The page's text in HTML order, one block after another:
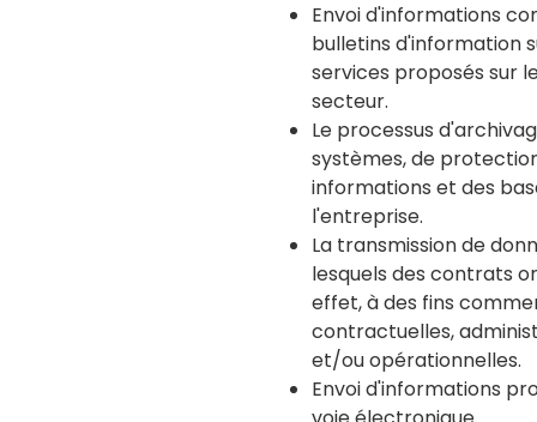
Envoi d'informations
bulletins d'information
services proposés sur
secteur.
Le processus
systèmes, de
informations et des
l'entreprise.
La transmission de
lesquels des contrats
effet, à des fins
contractuelles,
et/ou opérationnelles.
Envoi d'informations